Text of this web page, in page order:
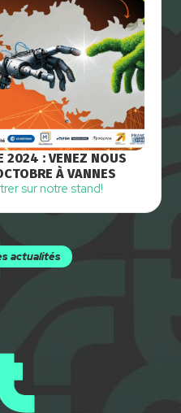
2024 : VENEZ NOUS
À VANNES
sur notre stand!
actualités